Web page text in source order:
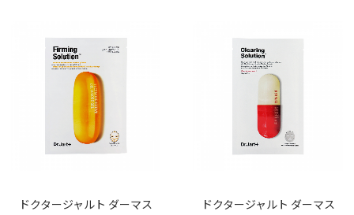
ドクタージャルト ダーマス
ドクタージャルト ダーマス